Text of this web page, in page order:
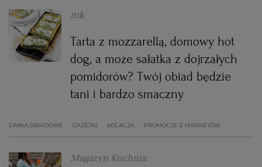
mk
Tarta z mozzarellą, domowy hot
dog, a może sałatka z dojrzałych
pomidorów? Twój obiad będzie
tani i bardzo smaczny
DANIA OBIADOWE GAZETKI KOLACJA PROMOCJE Z MARKETÓW
Magazyn Kuchnia